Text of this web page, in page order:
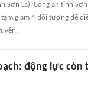
Sơn La), Công an tỉnh
giam 4 đối tượng để
động lực còn